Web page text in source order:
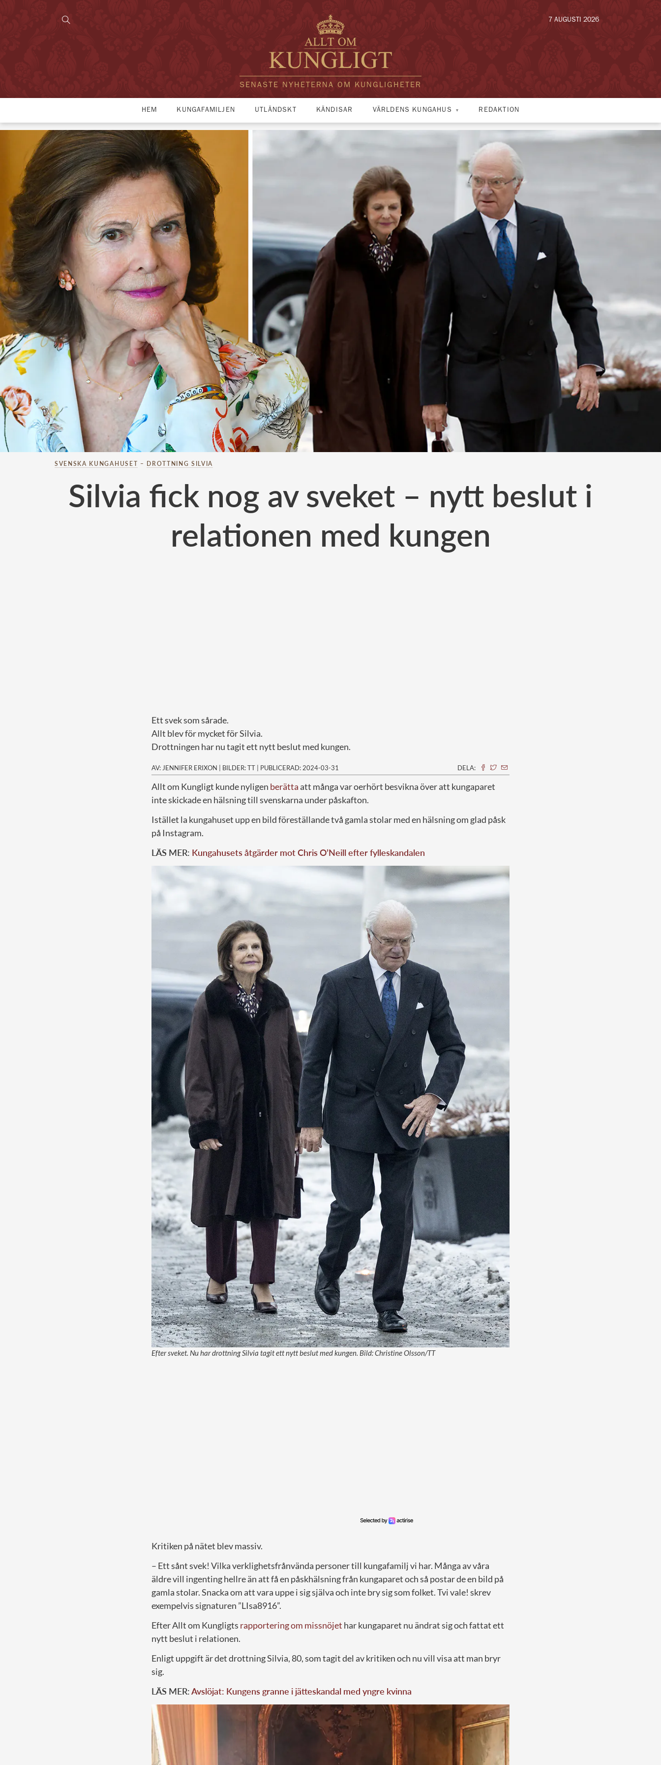
SENASTE NYHETERNA OM KUNGLIGHETER
7 AUGUSTI 2026
HEM KUNGAFAMILJEN UTLÄNDSKT KÄNDISAR VÄRLDENS KUNGAHUS REDAKTION
SVENSKA KUNGAHUSET – DROTTNING SILVIA
Silvia fick nog av sveket – nytt beslut i
relationen med kungen
Ett svek som sårade.
Allt blev för mycket för Silvia.
Drottningen har nu tagit ett nytt beslut med kungen.
AV: JENNIFER ERIXON | BILDER: TT | PUBLICERAD: 2024-03-31 DELA:
Allt om Kungligt kunde nyligen berätta att många var oerhört besvikna över att kungaparet
inte skickade en hälsning till svenskarna under påskafton.
Istället la kungahuset upp en bild föreställande två gamla stolar med en hälsning om glad påsk
på Instagram.
LÄS MER: Kungahusets åtgärder mot Chris O’Neill efter fylleskandalen
Efter sveket. Nu har drottning Silvia tagit ett nytt beslut med kungen. Bild: Christine Olsson/TT
Kritiken på nätet blev massiv.
– Ett sånt svek! Vilka verklighetsfrånvända personer till kungafamilj vi har. Många av våra
äldre vill ingenting hellre än att få en påskhälsning från kungaparet och så postar de en bild på
gamla stolar. Snacka om att vara uppe i sig själva och inte bry sig som folket. Tvi vale! skrev
exempelvis signaturen ”LIsa8916”.
Efter Allt om Kungligts rapportering om missnöjet har kungaparet nu ändrat sig och fattat ett
nytt beslut i relationen.
Enligt uppgift är det drottning Silvia, 80, som tagit del av kritiken och nu vill visa att man bryr
sig.
LÄS MER:Avslöjat: Kungens granne i jätteskandal med yngre kvinna